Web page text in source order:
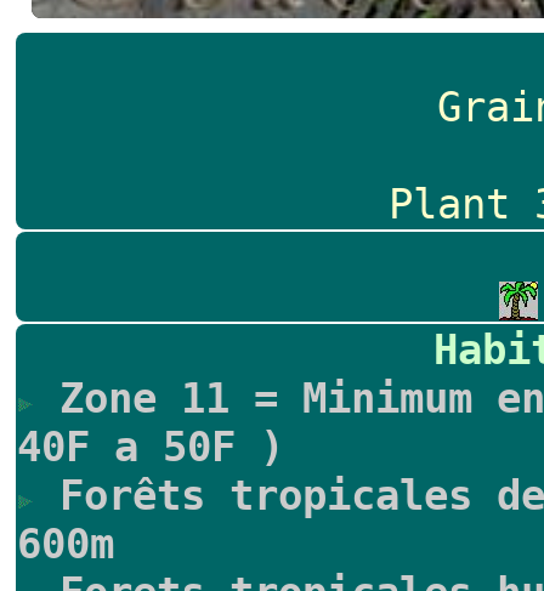
Plant
Zone 11 = Minimum
40F a 50F )
Forêts tropicales
600m